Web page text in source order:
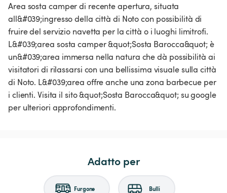
Area sosta camper di recente apertura, situata
all&#039;ingresso della città di Noto con possibilità di
fruire del servizio navetta per la città o i luoghi limitrofi.
L&#039;area sosta camper &quot;Sosta Barocca&quot; è
un&#039;area immersa nella natura che dà possibilità ai
visitatori di rilassarsi con una bellissima visuale sulla città
di Noto. L&#039;area offre anche una zona barbecue per
i clienti. Visita il sito &quot;Sosta Barocca&quot; su google
per ulteriori approfondimenti.
Adatto per
Furgone Bulli